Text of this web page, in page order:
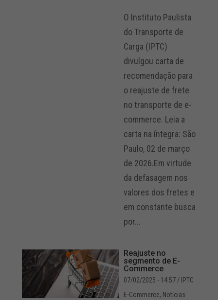
O Instituto Paulista
do Transporte de
Carga (IPTC)
divulgou carta de
recomendação para
o reajuste de frete
no transporte de e-
commerce. Leia a
carta na íntegra: São
Paulo, 02 de março
de 2026.Em virtude
da defasagem nos
valores dos fretes e
em constante busca
por...
Reajuste no
segmento de E-
Commerce
07/02/2025 - 14:57/ IPTC
E-Commerce, Notícias